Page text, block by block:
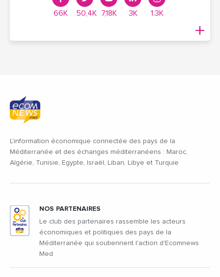
66K 50,4K 7,18K 3K 1.3K
L'information économique connectée des pays de la
Méditerranée et des échanges méditerranéens : Maroc,
Algérie, Tunisie, Egypte, Israël, Liban, Libye et Turquie
NOS PARTENAIRES
Le club des partenaires rassemble les acteurs
économiques et politiques des pays de la
Méditerranée qui soutiennent l'action d'Ecomnews
Med